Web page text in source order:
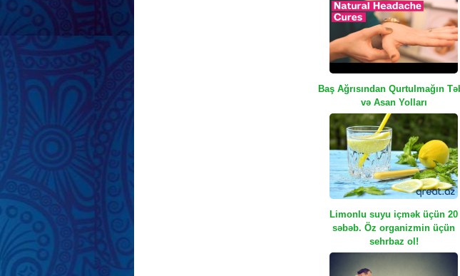
Baş Ağrısından Qurtulmağın
və Asan Yolları
Limonlu suyu içmək üçün 20
səbəb. Öz organizmin üçün
sehrbaz ol!